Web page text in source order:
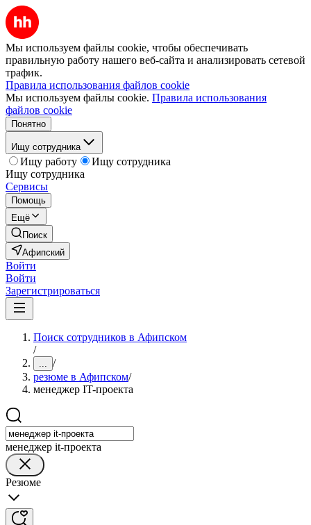
Мы используем файлы cookie, чтобы обеспечивать
правильную работу нашего веб-сайта и анализировать сетевой
трафик.
Правила использования файлов cookie
Мы используем файлы cookie. Правила использования
файлов cookie
Понятно
Ищу сотрудника
Ищу работу
Ищу сотрудника
Ищу сотрудника
Сервисы
Помощь
Ещё
Поиск
Афипский
Войти
Войти
Зарегистрироваться
Поиск сотрудников в Афипском
/
... /
резюме в Афипском/
менеджер IT-проекта
менеджер it-проекта
Резюме